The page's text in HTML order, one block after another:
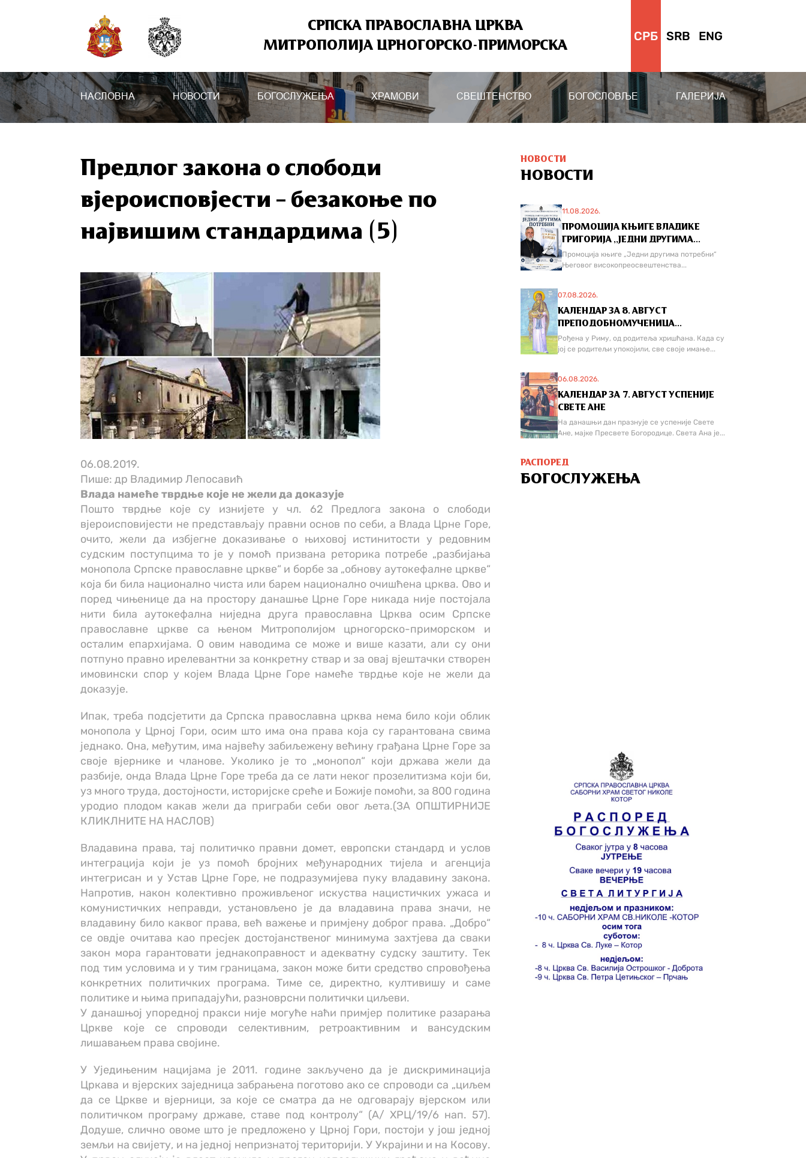
СРПСКА ПРАВОСЛАВНА ЦРКВА
МИТРОПОЛИЈА ЦРНОГОРСКО-ПРИМОРСКА
СРБ SRB ENG
НАСЛОВНА НОВОСТИ БОГОСЛУЖЕЊА ХРАМОВИ СВЕШТЕНСТВО БОГОСЛОВЉЕ ГАЛЕРИЈА
Предлог закона о слободи
вјероисповјести – безакоње по
највишим стандардима (5)
06.08.2019.
Пише: др Владимир Лепосавић
Влада намеће тврдње које не жели да доказује
Пошто тврдње које су изнијете у чл. 62 Предлога закона о слободи
вјероисповијести не представљају правни основ по себи, а Влада Црне Горе,
очито, жели да избјегне доказивање о њиховој истинитости у редовним
судским поступцима то је у помоћ призвана реторика потребе „разбијања
монопола Српске православне цркве“ и борбе за „обнову аутокефалне цркве“
која би била национално чиста или барем национално очишћена црква. Ово и
поред чињенице да на простору данашње Црне Горе никада није постојала
нити била аутокефална ниједна друга православна Црква осим Српске
православне цркве са њеном Митрополијом црногорско-приморском и
осталим епархијама. О овим наводима се може и више казати, али су они
потпуно правно ирелевантни за конкретну ствар и за овај вјештачки створен
имовински спор у којем Влада Црне Горе намеће тврдње које не жели да
доказује.
Ипак, треба подсјетити да Српска православна црква нема било који облик
монопола у Црној Гори, осим што има она права која су гарантована свима
једнако. Она, међутим, има највећу забиљежену већину грађана Црне Горе за
своје вјернике и чланове. Уколико је то „монопол“ који држава жели да
разбије, онда Влада Црне Горе треба да се лати неког прозелитизма који би,
уз много труда, достојности, историјске среће и Божије помоћи, за 800 година
уродио плодом какав жели да приграби себи овог љета.(ЗА ОПШТИРНИЈЕ
КЛИКЛНИТЕ НА НАСЛОВ)
Владавина права, тај политичко правни домет, европски стандард и услов
интеграција који је уз помоћ бројних међународних тијела и агенција
интегрисан и у Устав Црне Горе, не подразумијева пуку владавину закона.
Напротив, након колективно проживљеног искуства нацистичких ужаса и
комунистичких неправди, установљено је да владавина права значи, не
владавину било каквог права, већ важење и примјену доброг права. „Добро“
се овдје очитава као пресјек достојанственог минимума захтјева да сваки
закон мора гарантовати једнакоправност и адекватну судску заштиту. Тек
под тим условима и у тим границама, закон може бити средство спровођења
конкретних политичких програма. Тиме се, директно, култивишу и саме
политике и њима припадајући, разноврсни политички циљеви.
У данашњој упоредној пракси није могуће наћи примјер политике разарања
Цркве које се спроводи селективним, ретроактивним и вансудским
лишавањем права својине.
У Уједињеним нацијама је 2011. године закључено да је дискриминација
Цркава и вјерских заједница забрањена поготово ако се спроводи са „циљем
да се Цркве и вјерници, за које се сматра да не одговарају вјерском или
политичком програму државе, ставе под контролу“ (А/ ХРЦ/19/6 нап. 57).
Додуше, слично овоме што је предложено у Црној Гори, постоји у још једној
земљи на свијету, и на једној непризнатој територији. У Украјини и на Косову.
НОВОСТИ
НОВОСТИ
11.08.2026.
ПРОМОЦИЈА КЊИГЕ ВЛАДИКЕ
ГРИГОРИЈА ,,ЈЕДНИ ДРУГИМА...
Промоција књиге „Једни другима потребни“
Његовог високопреосвештенства...
07.08.2026.
КАЛЕНДАР ЗА 8. АВГУСТ
ПРЕПОДОБНОМУЧЕНИЦА...
Рођена у Риму, од родитеља хришћана. Када су
јој се родитељи упокојили, све своје имање...
06.08.2026.
КАЛЕНДАР ЗА 7. АВГУСТ УСПЕНИЈЕ
СВЕТЕ АНЕ
На данашњи дан празнује се успеније Свете
Ане, мајке Пресвете Богородице. Света Ана је...
РАСПОРЕД
БОГОСЛУЖЕЊА